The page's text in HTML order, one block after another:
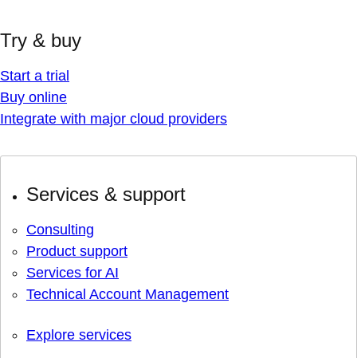
Try & buy
Start a trial
Buy online
Integrate with major cloud providers
Services & support
Consulting
Product support
Services for AI
Technical Account Management
Explore services